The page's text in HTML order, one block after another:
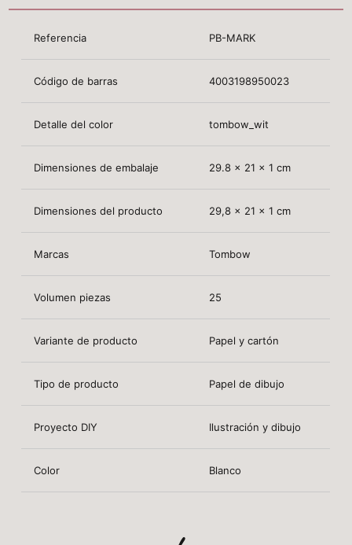
Referencia PB-MARK
Código de barras 4003198950023
Detalle del color tombow_wit
Dimensiones de embalaje 29.8 x 21 x 1 cm
Dimensiones del producto 29,8 x 21 x 1 cm
Marcas Tombow
Volumen piezas 25
Variante de producto Papel y cartón
Tipo de producto Papel de dibujo
Proyecto DIY Ilustración y dibujo
Color Blanco